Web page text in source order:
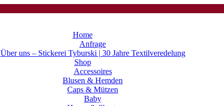
Home
Anfrage
Über uns – Stickerei Tyburski | 30 Jahre Textilveredelung
Shop
Accessoires
Blusen & Hemden
Caps & Mützen
Baby